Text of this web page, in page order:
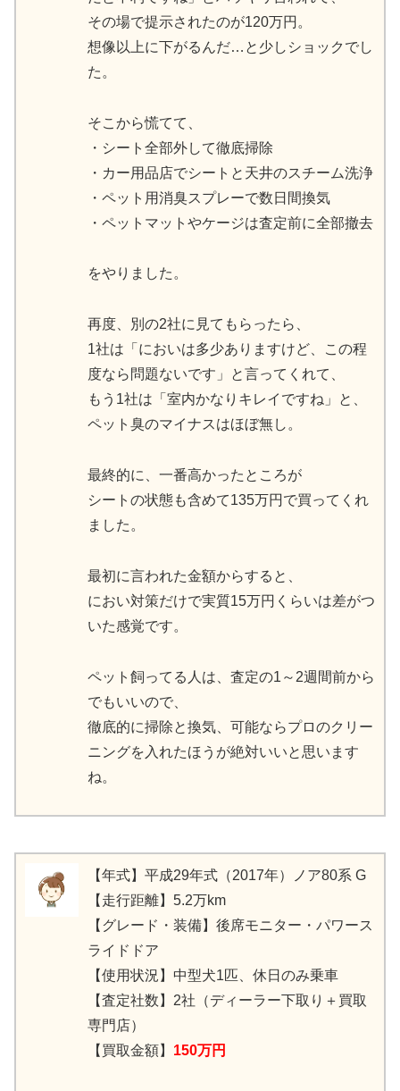
その場で提示されたのが120万円。
想像以上に下がるんだ…と少しショックでし
た。
そこから慌てて、
・シート全部外して徹底掃除
・カー用品店でシートと天井のスチーム洗浄
・ペット用消臭スプレーで数日間換気
・ペットマットやケージは査定前に全部撤去
をやりました。
再度、別の2社に見てもらったら、
1社は「においは多少ありますけど、この程
度なら問題ないです」と言ってくれて、
もう1社は「室内かなりキレイですね」と、
ペット臭のマイナスはほぼ無し。
最終的に、一番高かったところが
シートの状態も含めて135万円で買ってくれ
ました。
最初に言われた金額からすると、
におい対策だけで実質15万円くらいは差がつ
いた感覚です。
ペット飼ってる人は、査定の1～2週間前から
でもいいので、
徹底的に掃除と換気、可能ならプロのクリー
ニングを入れたほうが絶対いいと思います
ね。
【年式】平成29年式（2017年）ノア80系 G
【走行距離】5.2万km
【グレード・装備】後席モニター・パワース
ライドドア
【使用状況】中型犬1匹、休日のみ乗車
【査定社数】2社（ディーラー下取り＋買取
専門店）
【買取金額】 150万円